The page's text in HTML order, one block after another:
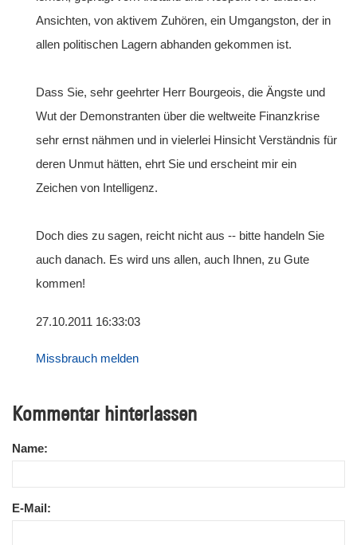
Ansichten, von aktivem Zuhören, ein Umgangston, der in
allen politischen Lagern abhanden gekommen ist.
Dass Sie, sehr geehrter Herr Bourgeois, die Ängste und
Wut der Demonstranten über die weltweite Finanzkrise
sehr ernst nähmen und in vielerlei Hinsicht Verständnis für
deren Unmut hätten, ehrt Sie und erscheint mir ein
Zeichen von Intelligenz.
Doch dies zu sagen, reicht nicht aus -- bitte handeln Sie
auch danach. Es wird uns allen, auch Ihnen, zu Gute
kommen!
27.10.2011 16:33:03
Missbrauch melden
Kommentar hinterlassen
Name:
E-Mail: